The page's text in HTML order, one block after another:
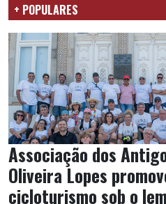
+ POPULARES
Associação dos
Oliveira Lopes
cicloturismo sob o